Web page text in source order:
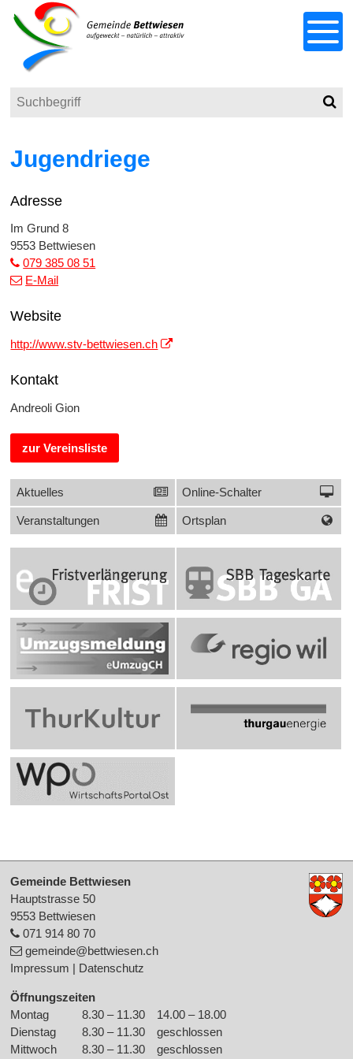
Navigieren in Bettwiesen
Schnellnavigation
Suchbegriff
Menu
Jugendriege
Adresse
Im Grund 8
9553 Bettwiesen
079 385 08 51
E-Mail
Website
http://www.stv-bettwiesen.ch
Kontakt
Andreoli Gion
zur Vereinsliste
Sidebar
Links
Aktuelles Online-Schalter
Veranstaltungen Ortsplan
Footer
Gemeinde Bettwiesen
Hauptstrasse 50
9553 Bettwiesen
071 914 80 70
gemeinde@bettwiesen.ch
Impressum | Datenschutz
Öffnungszeiten
Wochentag
Morgen Nachmittag
Montag 8.30 – 11.30
14.00 – 18.00
Dienstag
8.30 – 11.30
geschlossen
Mittwoch
8.30 – 11.30 geschlossen